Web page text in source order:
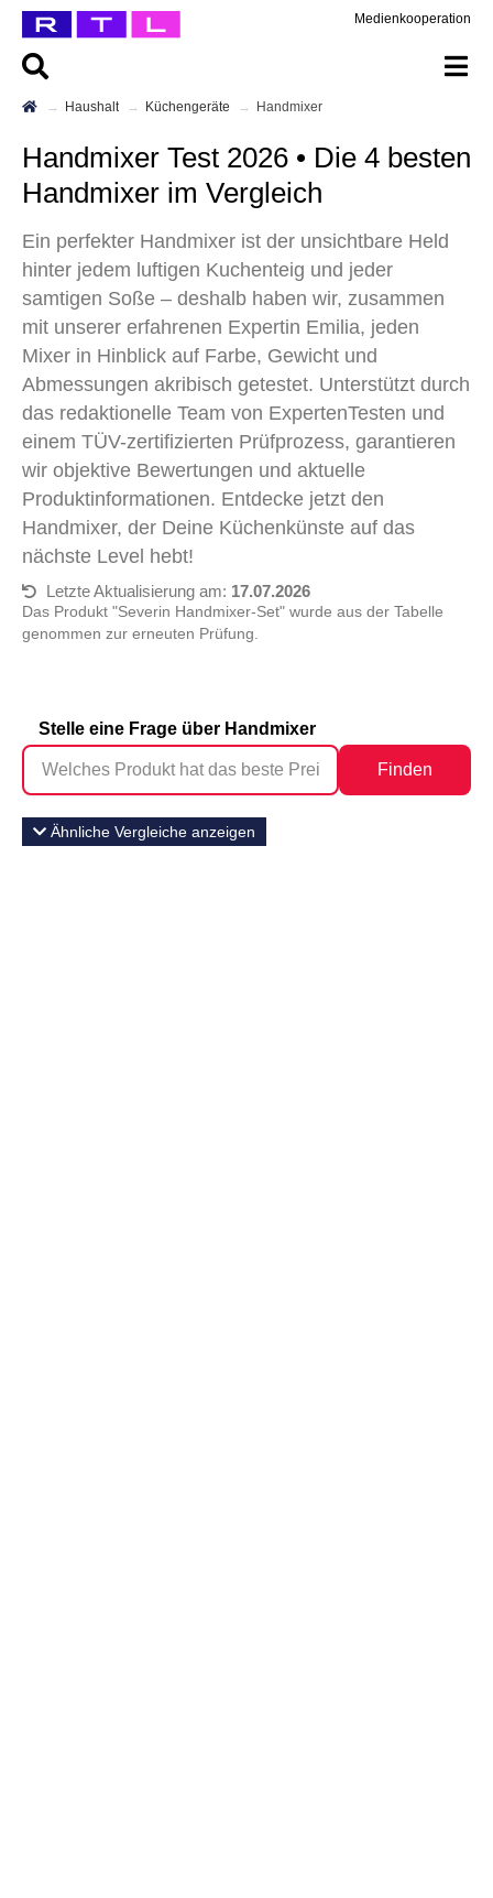
Medienkooperation
Haushalt Küchengeräte Handmixer
Handmixer Test 2026 • Die 4 besten
Handmixer im Vergleich
Ein perfekter Handmixer ist der unsichtbare Held
hinter jedem luftigen Kuchenteig und jeder
samtigen Soße – deshalb haben wir, zusammen
mit unserer erfahrenen Expertin Emilia, jeden
Mixer in Hinblick auf Farbe, Gewicht und
Abmessungen akribisch getestet. Unterstützt durch
das redaktionelle Team von ExpertenTesten und
einem TÜV-zertifizierten Prüfprozess, garantieren
wir objektive Bewertungen und aktuelle
Produktinformationen. Entdecke jetzt den
Handmixer, der Deine Küchenkünste auf das
nächste Level hebt!
Letzte Aktualisierung am: 17.07.2026
Das Produkt "Severin Handmixer-Set" wurde aus der Tabelle
genommen zur erneuten Prüfung.
Stelle eine Frage über Handmixer
Finden
Ähnliche Vergleiche anzeigen